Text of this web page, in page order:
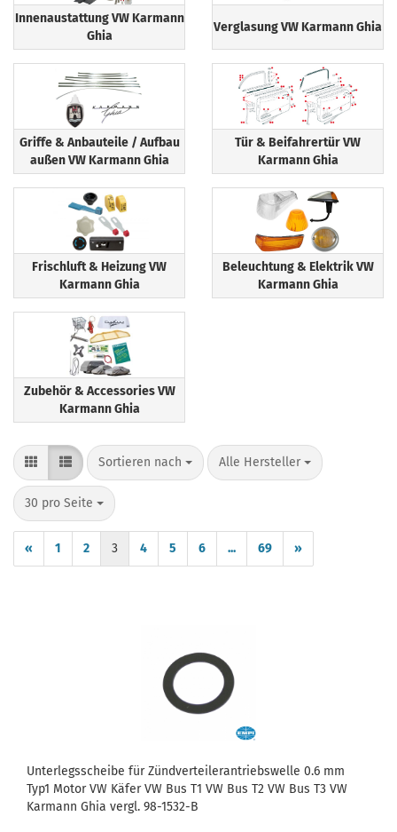
Innenaustattung VW Karmann
Ghia
Verglasung VW Karmann Ghia
Griffe & Anbauteile / Aufbau
außen VW Karmann Ghia
Tür & Beifahrertür VW
Karmann Ghia
Frischluft & Heizung VW
Karmann Ghia
Beleuchtung & Elektrik VW
Karmann Ghia
Zubehör & Accessories VW
Karmann Ghia
Sortieren nach
Sortieren nach Alle Hersteller
pro Seite
30 pro Seite
pro Seite
« 1 2 3 4 5 6 ... 69 »
Unterlegsscheibe für Zündverteilerantriebswelle 0.6 mm
Typ1 Motor VW Käfer VW Bus T1 VW Bus T2 VW Bus T3 VW
Karmann Ghia vergl. 98-1532-B